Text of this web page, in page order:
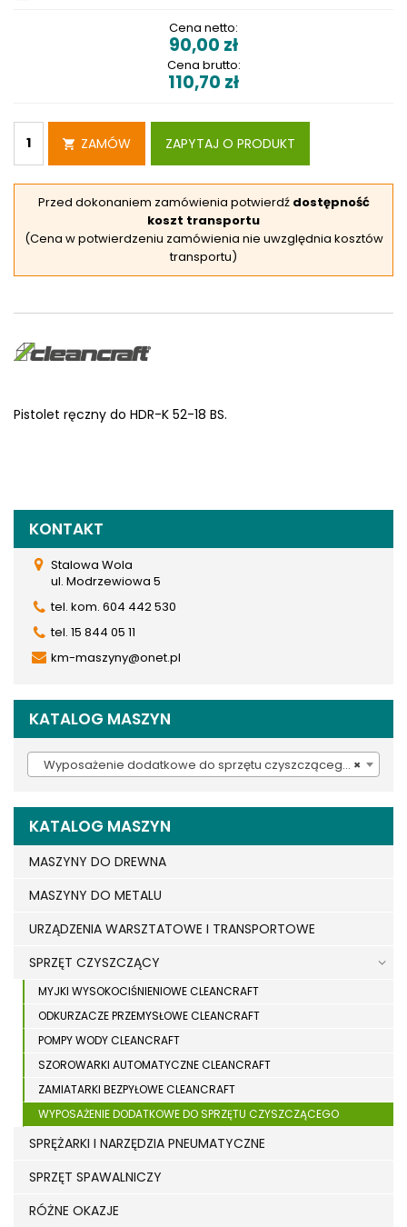
Cena netto:
90,00 zł
Cena brutto:
110,70 zł
ZAMÓW ZAPYTAJ O PRODUKT
Przed dokonaniem zamówienia potwierdź dostępność
koszt transportu
(Cena w potwierdzeniu zamówienia nie uwzględnia kosztów
transportu)
Pistolet ręczny do HDR-K 52-18 BS.
KONTAKT
Stalowa Wola
ul. Modrzewiowa 5
tel. kom. 604 442 530
tel. 15 844 05 11
km-maszyny@onet.pl
KATALOG MASZYN
×
Wyposażenie dodatkowe do sprzętu czyszczącego (937)
KATALOG MASZYN
MASZYNY DO DREWNA
MASZYNY DO METALU
URZĄDZENIA WARSZTATOWE I TRANSPORTOWE
SPRZĘT CZYSZCZĄCY
MYJKI WYSOKOCIŚNIENIOWE CLEANCRAFT
ODKURZACZE PRZEMYSŁOWE CLEANCRAFT
POMPY WODY CLEANCRAFT
SZOROWARKI AUTOMATYCZNE CLEANCRAFT
ZAMIATARKI BEZPYŁOWE CLEANCRAFT
WYPOSAŻENIE DODATKOWE DO SPRZĘTU CZYSZCZĄCEGO
SPRĘŻARKI I NARZĘDZIA PNEUMATYCZNE
SPRZĘT SPAWALNICZY
RÓŻNE OKAZJE